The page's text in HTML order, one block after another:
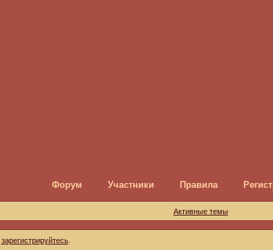
Форум Участники Правила
Активные темы
зарегистрируйтесь.